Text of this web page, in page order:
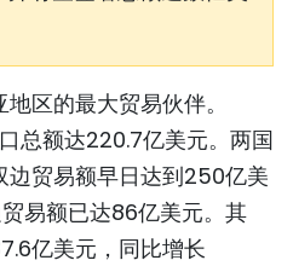
区的最大贸易伙伴。
总额达220.7亿美元。两国
边贸易额早日达到250亿美
易额已达86亿美元。其
亿美元，同比增长